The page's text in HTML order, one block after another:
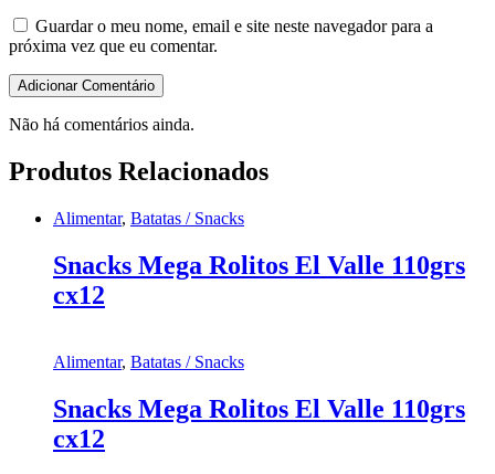
Guardar o meu nome, email e site neste navegador para a
próxima vez que eu comentar.
Não há comentários ainda.
Produtos Relacionados
Alimentar, Batatas / Snacks
Snacks Mega Rolitos El Valle 110grs
cx12
Alimentar, Batatas / Snacks
Snacks Mega Rolitos El Valle 110grs
cx12